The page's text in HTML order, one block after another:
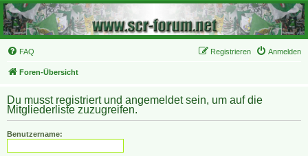
FAQ Anmelden
Registrieren
Foren-Übersicht
Du musst registriert und angemeldet sein, um auf die
Mitgliederliste zuzugreifen.
Benutzername: